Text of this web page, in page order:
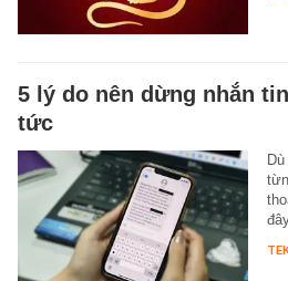
5 lý do nên dừng nhắn
tức